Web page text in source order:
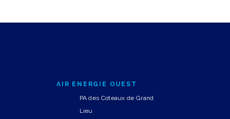
AIR ENERGIE OUEST
PA des Coteaux de Grand
Lieu